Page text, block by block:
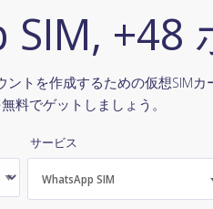
SIM, +48
トを作成するための仮想SIM
料でゲットしましょう。
サービス
WhatsApp SIM